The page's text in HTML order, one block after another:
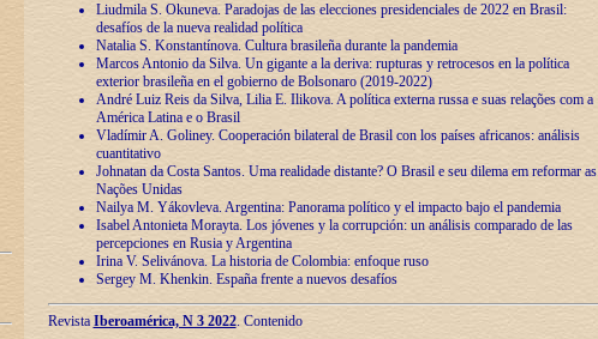
Liudmila S. Okuneva. Paradojas de las elecciones presidenciales de 2022 en Brasil:
desafíos de la nueva realidad política
Natalia S. Konstantínova. Cultura brasileña durante la pandemia
Marcos Antonio da Silva. Un gigante a la deriva: rupturas y retrocesos en la política
exterior brasileña en el gobierno de Bolsonaro (2019-2022)
André Luiz Reis da Silva, Lilia E. Ilikova. A política externa russa e suas relações com a
América Latina e o Brasil
Vladímir A. Goliney. Cooperación bilateral de Brasil con los países africanos: análisis
cuantitativo
Johnatan da Costa Santos. Uma realidade distante? O Brasil e seu dilema em reformar as
Nações Unidas
Nailya M. Yákovleva. Argentina: Panorama político y el impacto bajo el pandemia
Isabel Antonieta Morayta. Los jóvenes y la corrupción: un análisis comparado de las
percepciones en Rusia y Argentina
Irina V. Selivánova. La historia de Colombia: enfoque ruso
Sergey M. Khenkin. España frente a nuevos desafíos
Revista Iberoamérica, N 3 2022. Contenido